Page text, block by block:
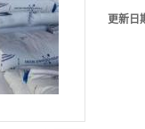
更新日